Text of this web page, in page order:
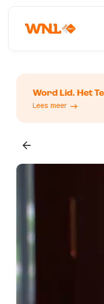
Word Lid. Het
Lees meer